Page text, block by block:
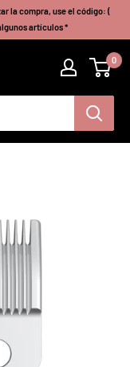
la compra, use el código: (
artículos *
0